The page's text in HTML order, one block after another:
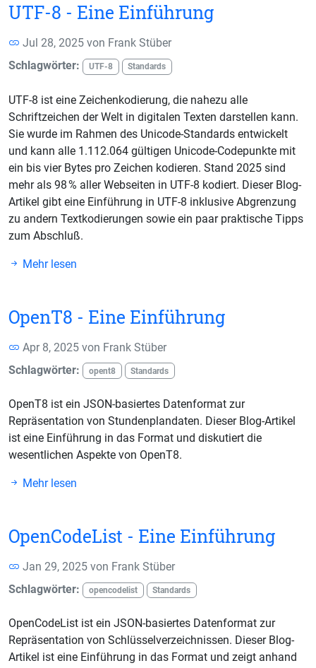
UTF-8 - Eine Einführung
Jul 28, 2025 von Frank Stüber
Schlagwörter:
UTF-8 Standards
UTF-8 ist eine Zeichenkodierung, die nahezu alle
Schriftzeichen der Welt in digitalen Texten darstellen kann.
Sie wurde im Rahmen des Unicode-Standards entwickelt
und kann alle 1.112.064 gültigen Unicode-Codepunkte mit
ein bis vier Bytes pro Zeichen kodieren. Stand 2025 sind
mehr als 98 % aller Webseiten in UTF-8 kodiert. Dieser Blog-
Artikel gibt eine Einführung in UTF-8 inklusive Abgrenzung
zu andern Textkodierungen sowie ein paar praktische Tipps
zum Abschluß.
Mehr lesen
OpenT8 - Eine Einführung
Apr 8, 2025 von Frank Stüber
Schlagwörter:
opent8 Standards
OpenT8 ist ein JSON-basiertes Datenformat zur
Repräsentation von Stundenplandaten. Dieser Blog-Artikel
ist eine Einführung in das Format und diskutiert die
wesentlichen Aspekte von OpenT8.
Mehr lesen
OpenCodeList - Eine Einführung
Jan 29, 2025 von Frank Stüber
Schlagwörter:
opencodelist Standards
OpenCodeList ist ein JSON-basiertes Datenformat zur
Repräsentation von Schlüsselverzeichnissen. Dieser Blog-
Artikel ist eine Einführung in das Format und zeigt anhand